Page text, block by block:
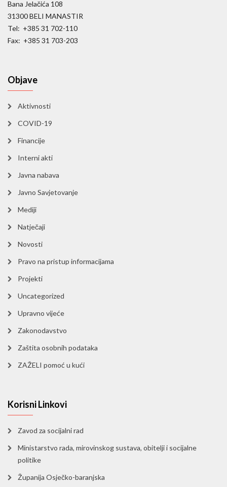
Bana Jelačića 108
31300 BELI MANASTIR
Tel: +385 31 702-110
Fax: +385 31 703-203
Objave
Aktivnosti
COVID-19
Financije
Interni akti
Javna nabava
Javno Savjetovanje
Mediji
Natječaji
Novosti
Pravo na pristup informacijama
Projekti
Uncategorized
Upravno vijeće
Zakonodavstvo
Zaštita osobnih podataka
ZAŽELI pomoć u kući
Korisni Linkovi
Zavod za socijalni rad
Ministarstvo rada, mirovinskog sustava, obitelji i socijalne
politike
Županija Osječko-baranjska